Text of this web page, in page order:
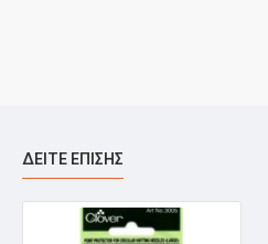
ΔΕΊΤΕ ΕΠΊΣΗΣ